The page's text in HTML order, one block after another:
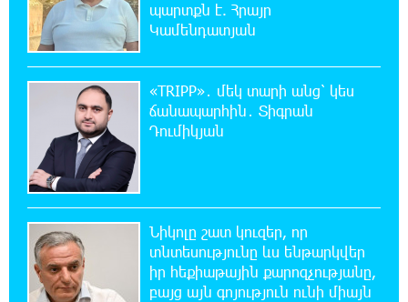
19:11:00 10-08-2026
Ինչ աջակցություն է նախատեսված երեխա
18:43:36 10-08-2026
«Արարատ-Արմենիան» նոր դարպասապահ
ունի
Արտակարգ դեպք՝ Վայոց ձորի մարզում․
Եղեգիս-Հերմոն ավտոճանապարհին
հորդառատ անձրևի հետևանքով տեղի է ունեցել
քարաթափում
պարտքն է. Հրայր
Կամենդատյան
«TRIPP»․ մեկ տարի անց՝ կես
ճանապարհին․ Տիգրան
Դումիկյան
Նիկոլը շատ կուզեր, որ
տնտեսությունը ևս ենթարկվեր
իր հեքիաթային քարոզչությանը,
բայց այն գոյություն ունի միայն